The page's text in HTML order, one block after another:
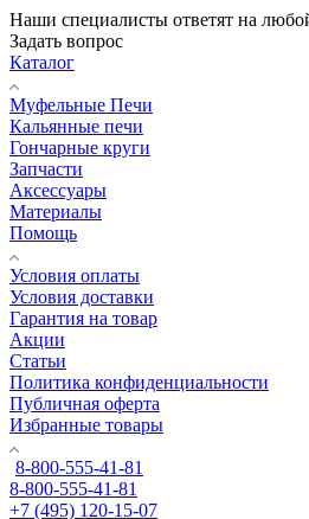
Наши специалисты ответят на
Задать вопрос
Каталог
Муфельные Печи
Кальянные печи
Гончарные круги
Запчасти
Аксессуары
Материалы
Помощь
Условия оплаты
Условия доставки
Гарантия на товар
Акции
Статьи
Политика конфиденциальности
Публичная оферта
Избранные товары
8-800-555-41-81
8-800-555-41-81
+7 (495) 120-15-07